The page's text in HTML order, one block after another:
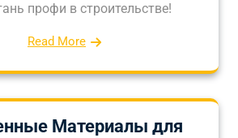
профи в строительстве!
Read More
Материалы для